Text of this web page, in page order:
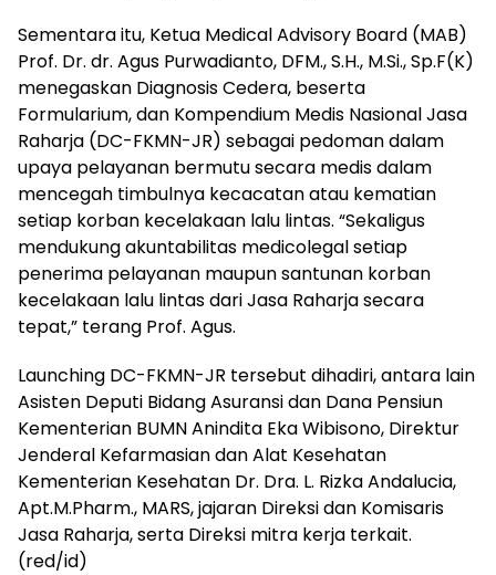
Sementara itu, Ketua Medical Advisory Board (MAB)
Prof. Dr. dr. Agus Purwadianto, DFM., S.H., M.Si., Sp.F(K)
menegaskan Diagnosis Cedera, beserta
Formularium, dan Kompendium Medis Nasional Jasa
Raharja (DC-FKMN-JR) sebagai pedoman dalam
upaya pelayanan bermutu secara medis dalam
mencegah timbulnya kecacatan atau kematian
setiap korban kecelakaan lalu lintas. “Sekaligus
mendukung akuntabilitas medicolegal setiap
penerima pelayanan maupun santunan korban
kecelakaan lalu lintas dari Jasa Raharja secara
tepat,” terang Prof. Agus.
Launching DC-FKMN-JR tersebut dihadiri, antara lain
Asisten Deputi Bidang Asuransi dan Dana Pensiun
Kementerian BUMN Anindita Eka Wibisono, Direktur
Jenderal Kefarmasian dan Alat Kesehatan
Kementerian Kesehatan Dr. Dra. L. Rizka Andalucia,
Apt.M.Pharm., MARS, jajaran Direksi dan Komisaris
Jasa Raharja, serta Direksi mitra kerja terkait.
(red/id)